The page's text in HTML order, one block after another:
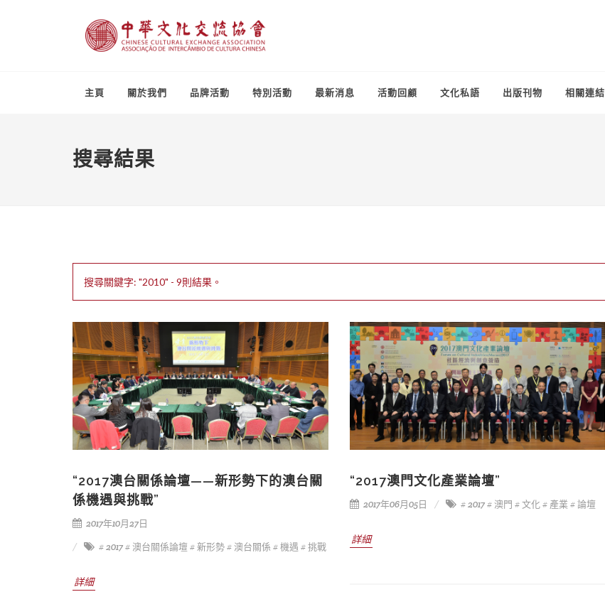
主頁 關於我們 品牌活動 特別活動 最新消息 活動回顧 文化私語 出版刊物 相關連結
搜尋結果
搜尋關鍵字: "2010" - 9則結果。
“2017澳台關係論壇——新形勢下的澳台關
係機遇與挑戰”
2017年10月27日
# 2017# 澳台關係論壇 # 新形勢# 澳台關係 # 機遇 # 挑戰
詳細
“2017澳門文化產業論壇”
2017年06月05日 # 2017# 澳門 # 文化# 產業 # 論壇
詳細